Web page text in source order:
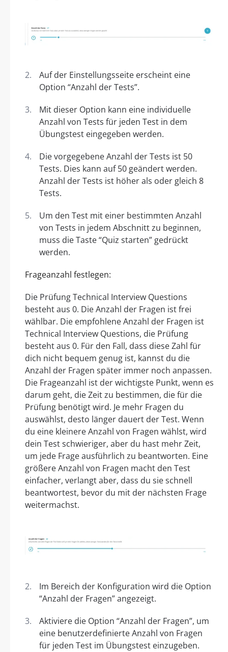
Auf der Einstellungsseite erscheint eine
Option “Anzahl der Tests”.
Mit dieser Option kann eine individuelle
Anzahl von Tests für jeden Test in dem
Übungstest eingegeben werden.
Die vorgegebene Anzahl der Tests ist 50
Tests. Dies kann auf 50 geändert werden.
Anzahl der Tests ist höher als oder gleich 8
Tests.
Um den Test mit einer bestimmten Anzahl
von Tests in jedem Abschnitt zu beginnen,
muss die Taste “Quiz starten” gedrückt
werden.
Frageanzahl festlegen:
Die Prüfung Technical Interview Questions
besteht aus 0. Die Anzahl der Fragen ist frei
wählbar. Die empfohlene Anzahl der Fragen ist
Technical Interview Questions, die Prüfung
besteht aus 0. Für den Fall, dass diese Zahl für
dich nicht bequem genug ist, kannst du die
Anzahl der Fragen später immer noch anpassen.
Die Frageanzahl ist der wichtigste Punkt, wenn es
darum geht, die Zeit zu bestimmen, die für die
Prüfung benötigt wird. Je mehr Fragen du
auswählst, desto länger dauert der Test. Wenn
du eine kleinere Anzahl von Fragen wählst, wird
dein Test schwieriger, aber du hast mehr Zeit,
um jede Frage ausführlich zu beantworten. Eine
größere Anzahl von Fragen macht den Test
einfacher, verlangt aber, dass du sie schnell
beantwortest, bevor du mit der nächsten Frage
weitermachst.
Im Bereich der Konfiguration wird die Option
“Anzahl der Fragen” angezeigt.
Aktiviere die Option “Anzahl der Fragen”, um
eine benutzerdefinierte Anzahl von Fragen
für jeden Test im Übungstest einzugeben.